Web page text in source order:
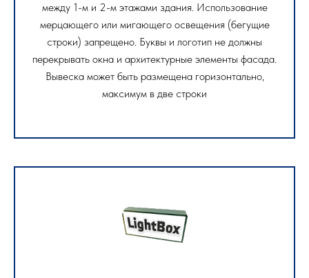
между 1-м и 2-м этажами здания. Использование
мерцающего или мигающего освещения (бегущие
строки) запрещено. Буквы и логотип не должны
перекрывать окна и архитектурные элементы фасада.
Вывеска может быть размещена горизонтально,
максимум в две строки